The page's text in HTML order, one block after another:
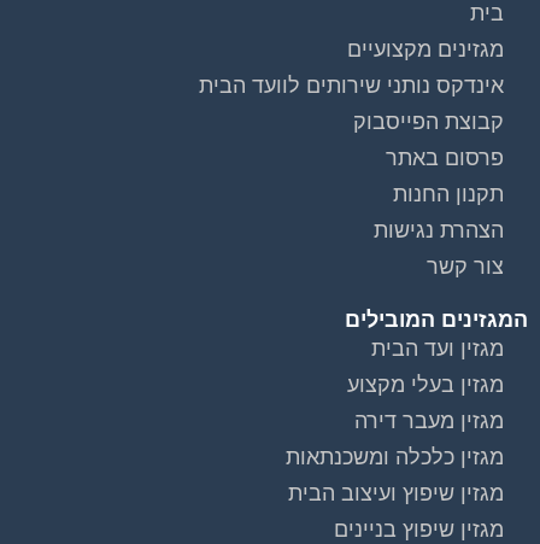
בית
מגזינים מקצועיים
אינדקס נותני שירותים לוועד הבית
קבוצת הפייסבוק
פרסום באתר
תקנון החנות
הצהרת נגישות
צור קשר
המגזינים המובילים
מגזין ועד הבית
מגזין בעלי מקצוע
מגזין מעבר דירה
מגזין כלכלה ומשכנתאות
מגזין שיפוץ ועיצוב הבית
מגזין שיפוץ בניינים